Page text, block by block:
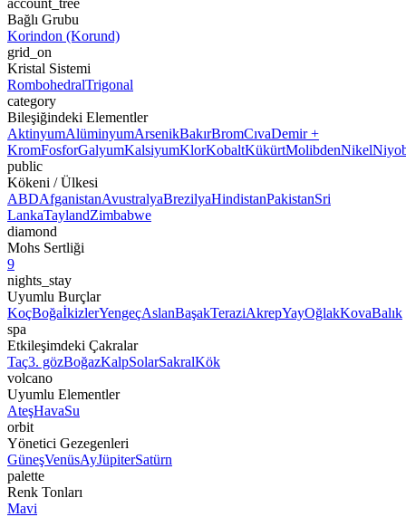
account_tree
Bağlı Grubu
Korindon (Korund)
grid_on
Kristal Sistemi
RombohedralTrigonal
category
Bileşiğindeki Elementler
AktinyumAlüminyumArsenikBakırBromCıvaDemir +
KromFosforGalyumKalsiyumKlorKobaltKükürtMolibdenNikel
public
Kökeni / Ülkesi
ABDAfganistanAvustralyaBrezilyaHindistanPakistanSri
LankaTaylandZimbabwe
diamond
Mohs Sertliği
9
nights_stay
Uyumlu Burçlar
KoçBoğaİkizlerYengeçAslanBaşakTeraziAkrepYayOğlakKovaBalık
spa
Etkileşimdeki Çakralar
Taç3. gözBoğazKalpSolarSakralKök
volcano
Uyumlu Elementler
AteşHavaSu
orbit
Yönetici Gezegenleri
GüneşVenüsAyJüpiterSatürn
palette
Renk Tonları
Mavi